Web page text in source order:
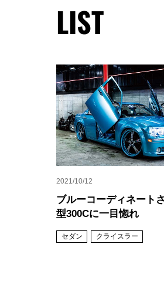
LIST
2021/10/12
ブルーコーディネート
型300Cに一目惚れ
セダン クライスラー